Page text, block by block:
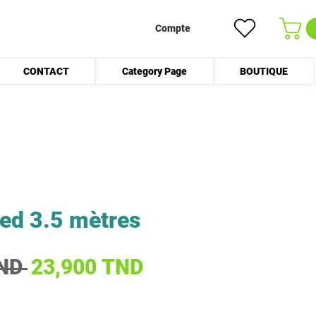
Compte
CONTACT Category Page BOUTIQUE
3.5 mètres
Prix original
23,900 TNDPrix promotionnel